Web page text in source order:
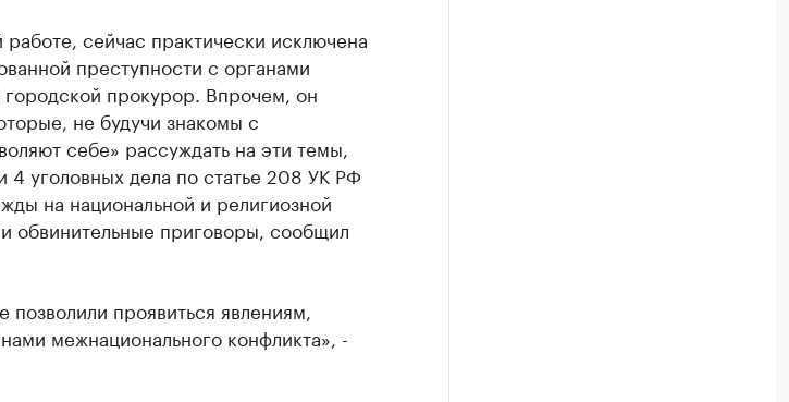
сейчас практически исключена
преступности с органами
городской прокурор. Впрочем, он
не будучи знакомы с
себе» рассуждать на эти темы,
4 уголовных дела по статье 208 УК РФ
на национальной и религиозной
обвинительные приговоры, сообщил
проявиться явлениям,
межнационального конфликта», -